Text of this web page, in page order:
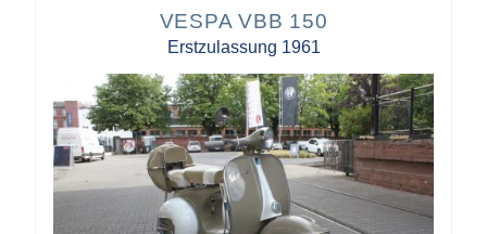
VESPA VBB 150
Erstzulassung 1961